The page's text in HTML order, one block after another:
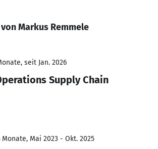
Markus Remmele
seit Jan. 2026
Supply Chain
Monate, Mai 2023 - Okt. 2025